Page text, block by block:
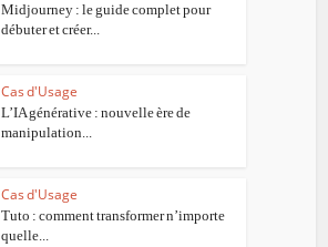
Midjourney : le guide complet pour
débuter et créer...
Cas d'Usage
L’IA générative : nouvelle ère de
manipulation...
Cas d'Usage
Tuto : comment transformer n’importe
quelle...